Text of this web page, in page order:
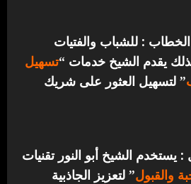
: للشباب والفتيات
يقدم الشيخ خدمات “تسهيل
” لتسهيل العثور على شريك
يستخدم الشيخ أبو النور تقنيات
والقبول” لتعزيز الجاذبية